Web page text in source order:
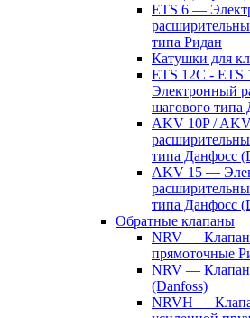
ETS 6 —
типа Ридан
Катушки для
ETS 12C -
Электронный
шагового типа
AKV 10P /
типа Данфосс
AKV 15 —
типа Данфосс
Обратные клапаны
NRV —
прямоточные
NRV —
(Danfoss)
NRVH —